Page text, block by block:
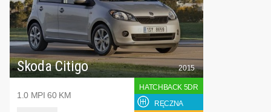
Skoda Citigo
1.0 MPI 60 KM
2015
HATCHBACK 5DR
RĘCZNA